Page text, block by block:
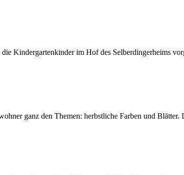
Kindergartenkinder im Hof des Selberdingerheims
ganz den Themen: herbstliche Farben und Blätter.